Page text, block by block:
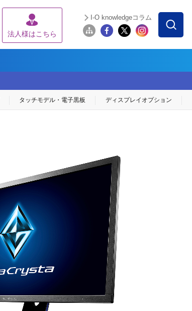
法人様はこちら
I-O knowledgeコラム
タッチモデル・ 電子黒板 ディスプレイ オプション